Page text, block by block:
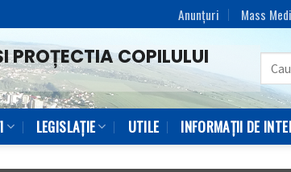
Anunțuri Mass
PROȚECTIA COPILULUI
LEGISLAȚIE UTILE INFORMAȚII DE